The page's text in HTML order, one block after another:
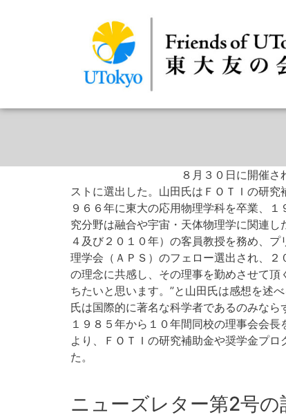
８月３０日に開催
ストに選出した。山田氏はＦＯＴＩの研
９６６年に東大の応用物理学科を卒業、
究分野は融合や宇宙・天体物理学に関連
４及び２０１０年）の客員教授を務め、
理学会（ＡＰＳ）のフェロー選出され、２
の理念に共感し、その理事を勤めさせて
ちたいと思います。”と山田氏は感想を述
氏は国際的に著名な科学者であるのみな
１９８５年から１０年間同校の理事会会
より、ＦＯＴＩの研究補助金や奨学金プ
た。
ニューズレター第2号の